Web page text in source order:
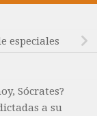
especiales
Sócrates?
a su